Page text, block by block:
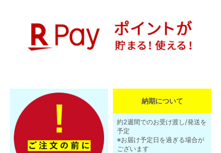
納期について
約2週間でのお受け渡し/発送を
予定
※お届け予定日を過ぎる場合が
ございます